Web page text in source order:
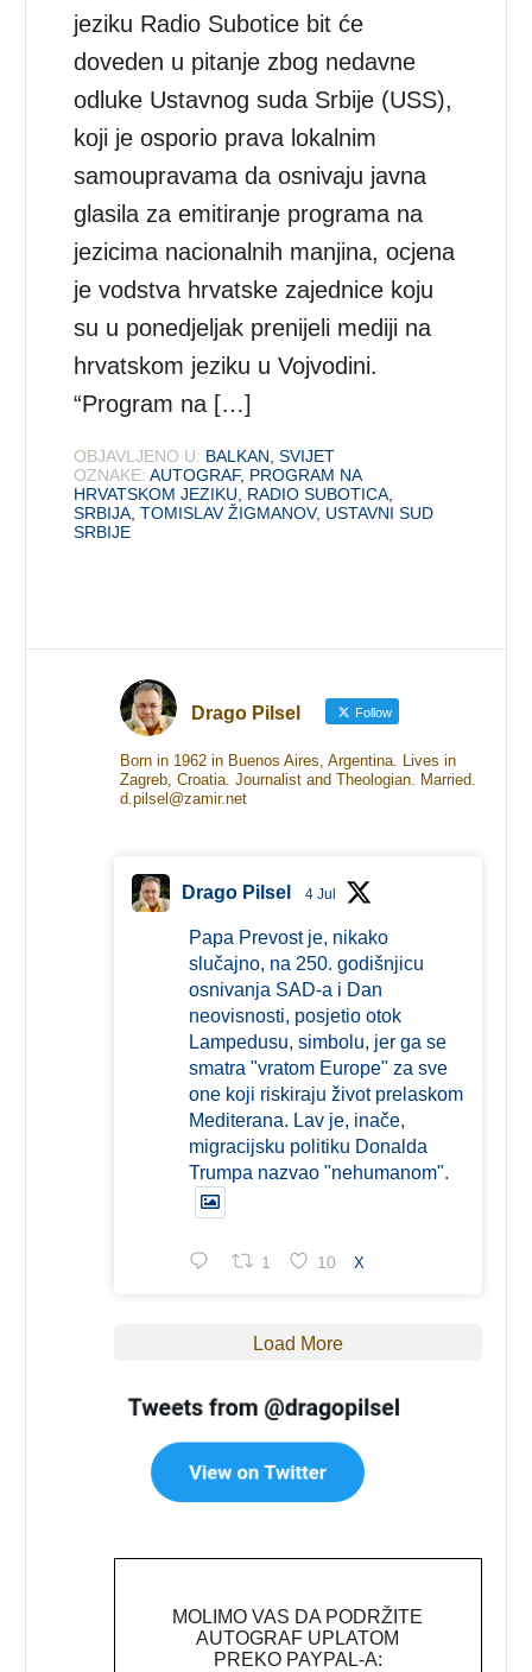
jeziku Radio Subotice bit će
doveden u pitanje zbog nedavne
odluke Ustavnog suda Srbije (USS),
koji je osporio prava lokalnim
samoupravama da osnivaju javna
glasila za emitiranje programa na
jezicima nacionalnih manjina, ocjena
je vodstva hrvatske zajednice koju
su u ponedjeljak prenijeli mediji na
hrvatskom jeziku u Vojvodini.
“Program na […]
OBJAVLJENO U: BALKAN ,SVIJET
OZNAKE: AUTOGRAF, PROGRAM NA
HRVATSKOM JEZIKU
RADIO SUBOTICA
SRBIJA ,TOMISLAV ŽIGMANOV, USTAVNI SUD
SRBIJE
Drago Pilsel Follow
Born in 1962 in Buenos Aires, Argentina. Lives in
Zagreb, Croatia. Journalist and Theologian. Married.
d.pilsel@zamir.net
Drago Pilsel 4 Jul
Papa Prevost je, nikako
slučajno, na 250. godišnjicu
osnivanja SAD-a i Dan
neovisnosti, posjetio otok
Lampedusu, simbolu, jer ga se
smatra "vratom Europe" za sve
one koji riskiraju život prelaskom
Mediterana. Lav je, inače,
migracijsku politiku Donalda
Trumpa nazvao "nehumanom".
1 10 X
Load More
MOLIMO VAS DA PODRŽITE
AUTOGRAF UPLATOM
PREKO PAYPAL-A: